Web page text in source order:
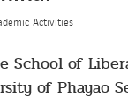
Activities
School of
of Phayao